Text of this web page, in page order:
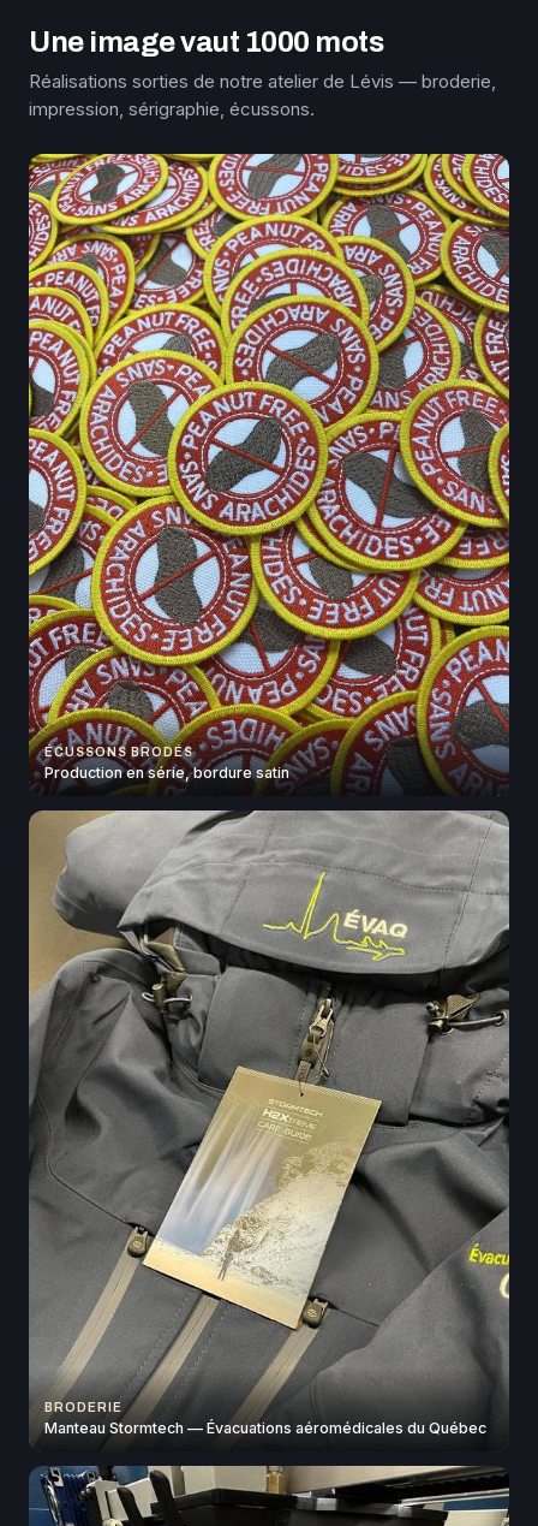
Une image vaut 1000 mots
Réalisations sorties de notre atelier de Lévis — broderie,
impression, sérigraphie, écussons.
ÉCUSSONS BRODÉS
Production en série, bordure satin
BRODERIE
Manteau Stormtech — Évacuations aéromédicales du Québec